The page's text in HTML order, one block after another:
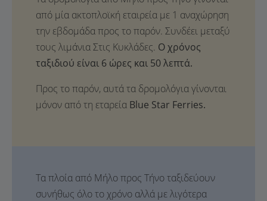
Ο χρόνος
ταξιδιού είναι 6 ώρες και 50 λεπτά.
Προς το παρόν, αυτά τα δρομολόγια γίνονται
μόνον από τη εταρεία Blue Star Ferries.
Τα πλοία από Μήλο προς Τήνο ταξιδεύουν
συνήθως όλο το χρόνο αλλά με λιγότερα